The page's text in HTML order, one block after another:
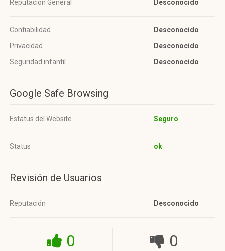
Reputación General Desconocido
Confiabilidad
Desconocido
Privacidad
Desconocido
Seguridad infantil
Desconocido
Google Safe Browsing
Estatus del Website Seguro
Status ok
Revisión de Usuarios
Reputación Desconocido
0 0